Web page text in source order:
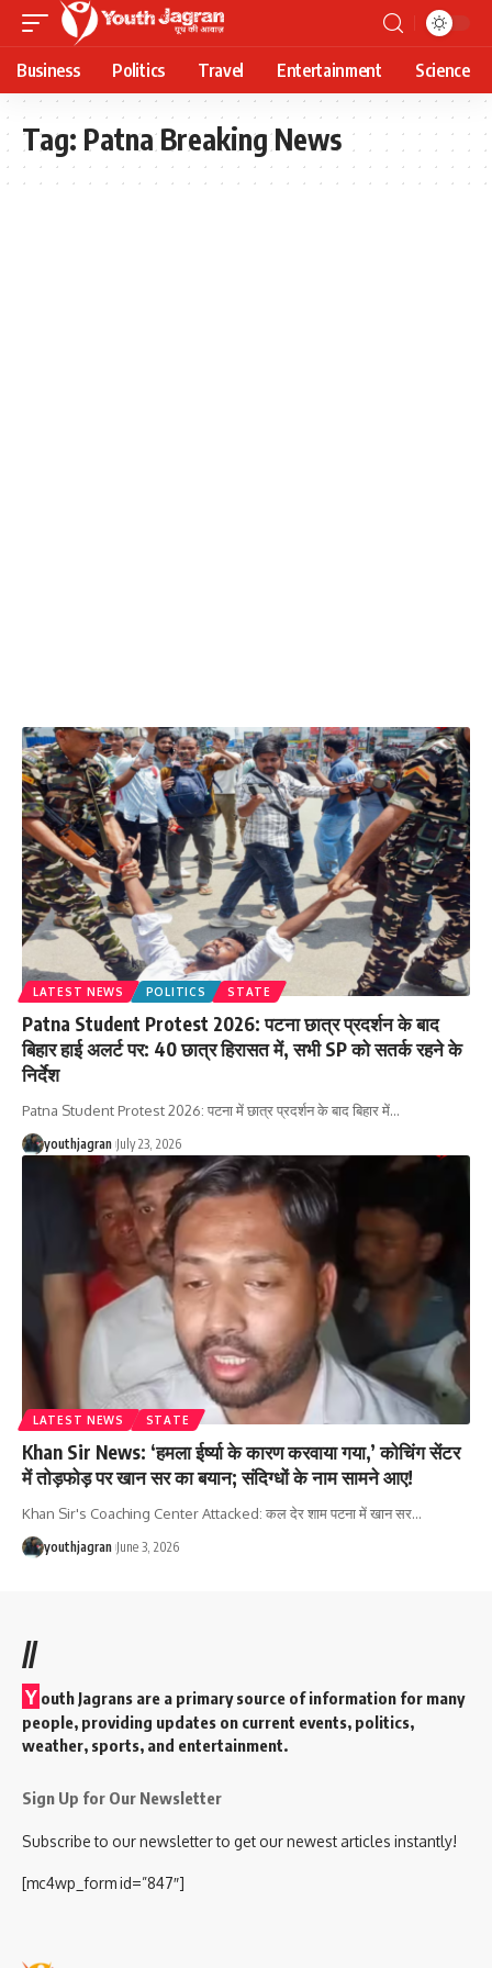
Business Politics Travel Entertainment Science
Tag: Patna Breaking News
LATEST NEWS POLITICS STATE
Patna Student Protest 2026: पटना छात्र प्रदर्शन के बाद
बिहार हाई अलर्ट पर: 40 छात्र हिरासत में, सभी SP को सतर्क रहने के
निर्देश
Patna Student Protest 2026: पटना में छात्र प्रदर्शन के बाद बिहार में…
youthjagran July 23, 2026
LATEST NEWS STATE
Khan Sir News: ‘हमला ईर्ष्या के कारण करवाया गया,’ कोचिंग सेंटर
में तोड़फोड़ पर खान सर का बयान; संदिग्धों के नाम सामने आए!
Khan Sir's Coaching Center Attacked: कल देर शाम पटना में खान सर…
youthjagran June 3, 2026
//
Y outh Jagrans are a primary source of information for many
people, providing updates on current events, politics,
weather, sports, and entertainment.
Sign Up for Our Newsletter
Subscribe to our newsletter to get our newest articles instantly!
[mc4wp_form id=”847″]